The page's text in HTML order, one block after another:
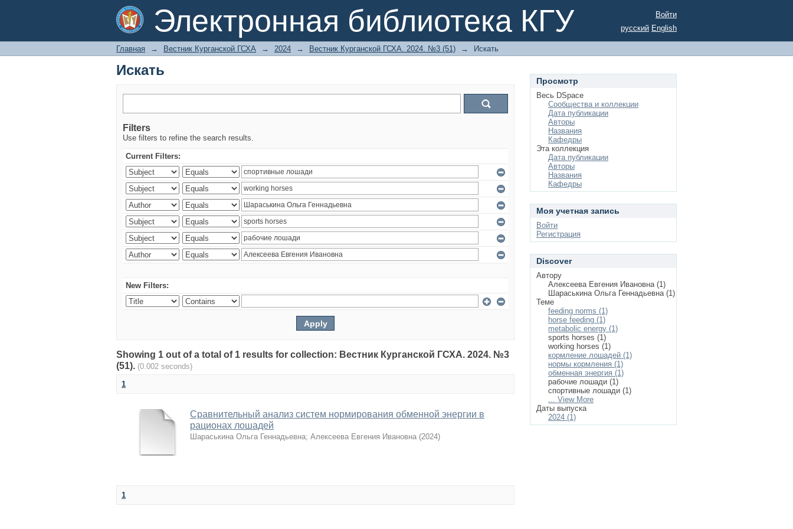
Электронная библиотека КГУ
Искать
Войти
русский English
Главная → Вестник Курганской ГСХА → 2024 → Вестник Курганской ГСХА. 2024. №3 (51) → Искать
Искать
Filters
Use filters to refine the search results.
Current Filters:
New Filters:
Showing 1 out of a total of 1 results for collection: Вестник Курганской ГСХА. 2024. №3
(51). (0.002 seconds)
1
Сравнительный анализ систем нормирования обменной энергии в
рационах лошадей
Шараськина Ольга Геннадьевна; Алексеева Евгения Ивановна (2024)
1
Просмотр
Весь DSpace
Сообщества и коллекции
Дата публикации
Авторы
Названия
Кафедры
Эта коллекция
Дата публикации
Авторы
Названия
Кафедры
Моя учетная запись
Войти
Регистрация
Discover
Автору
Алексеева Евгения Ивановна (1)
Шараськина Ольга Геннадьевна (1)
Теме
feeding norms (1)
horse feeding (1)
metabolic energy (1)
sports horses (1)
working horses (1)
кормление лошадей (1)
нормы кормления (1)
обменная энергия (1)
рабочие лошади (1)
спортивные лошади (1)
... View More
Даты выпуска
2024 (1)